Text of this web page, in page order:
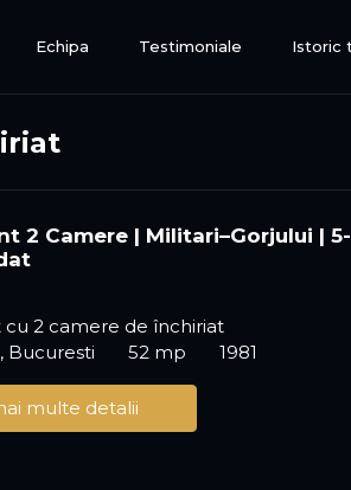
Echipa Testimoniale Istoric
2 Camere | Militari–Gorjului |
2 camere de închiriat
Bucuresti
52 mp 1981
multe detalii